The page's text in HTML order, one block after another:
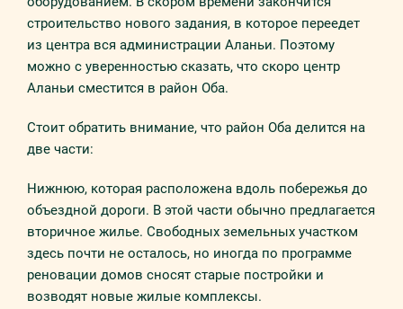
строительство нового задания, в которое переедет
из центра вся администрации Аланьи. Поэтому
можно с уверенностью сказать, что скоро центр
Аланьи сместится в район Оба.
Стоит обратить внимание, что район Оба делится на
две части:
Нижнюю, которая расположена вдоль побережья до
объездной дороги. В этой части обычно предлагается
вторичное жилье. Свободных земельных участком
здесь почти не осталось, но иногда по программе
реновации домов сносят старые постройки и
возводят новые жилые комплексы.